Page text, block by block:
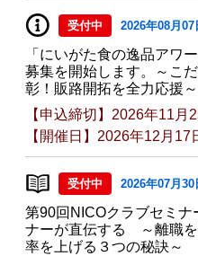
受付中 2026年08月07
「にいがた食の逸品アワ
募集を開始します。～こ
彰！販路開拓を全力応援～
【申込締切】2026年11月
【開催日】2026年12月17
受付中 2026年07月30
第90回NICOクラブセミ
ナーが直伝する ～離職
率を上げる３つの秘訣～